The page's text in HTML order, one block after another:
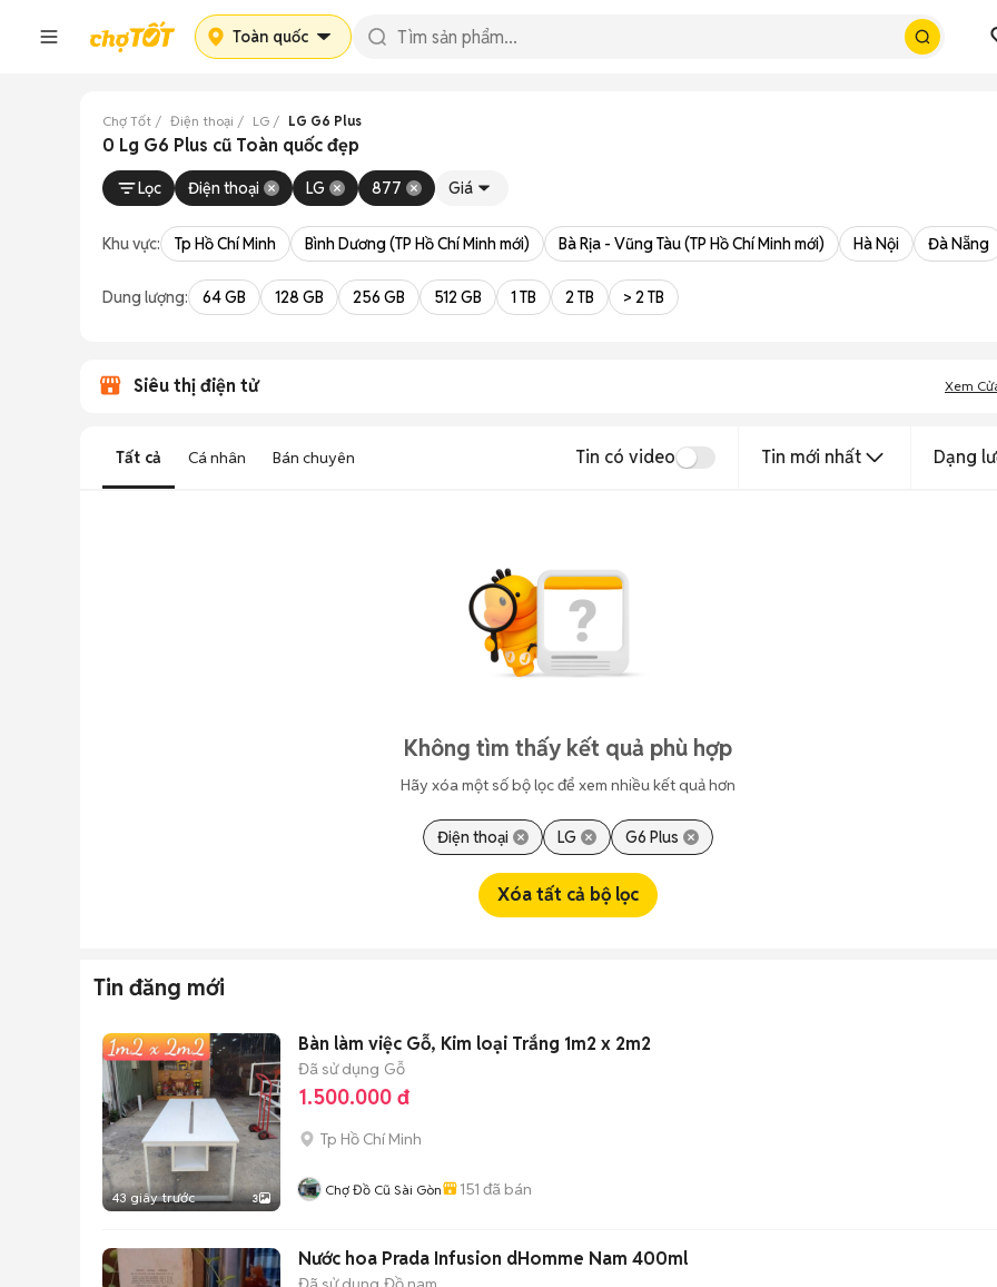
Toàn quốc
Chợ Tốt Điện thoại LG LG G6 Plus
0 Lg G6 Plus cũ Toàn quốc đẹp
Lọc Điện thoại LG 877 Giá
Khu vực: Tp Hồ Chí Minh Bình Dương (TP Hồ Chí Minh mới) Bà Rịa - Vũng Tàu (TP Hồ Chí Minh mới) Hà Nội Đà Nẵng
Dung lượng: 64 GB 128 GB 256 GB 512 GB 1 TB 2 TB > 2 TB
Siêu thị điện tử Xem
Tất cả Cá nhân Bán chuyên Tin có video Tin mới nhất Dạng
Không tìm thấy kết quả phù hợp
Hãy xóa một số bộ lọc để xem nhiều kết quả hơn
Điện thoại LG G6 Plus
Xóa tất cả bộ lọc
Tin đăng mới
43 giây trước 3
Bàn làm việc Gỗ, Kim loại Trắng 1m2 x 2m2
Đã sử dụng Gỗ
1.500.000 đ
Tp Hồ Chí Minh
Chợ Đồ Cũ Sài Gòn 151 đã bán
Nước hoa Prada Infusion dHomme Nam 400ml